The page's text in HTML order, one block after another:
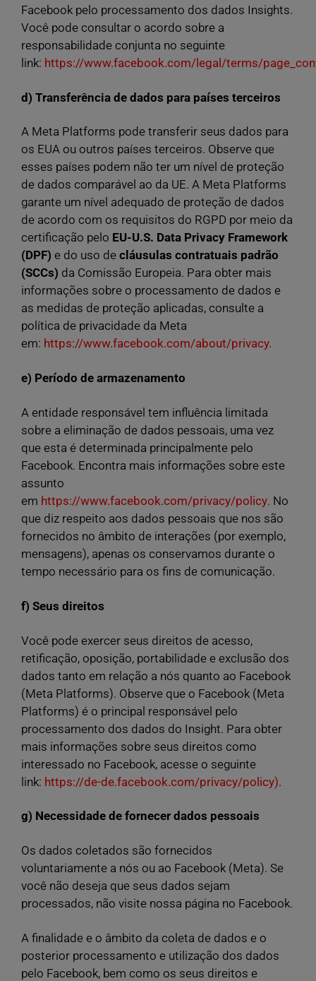
Facebook pelo processamento dos dados Insights.
Você pode consultar o acordo sobre a
responsabilidade conjunta no seguinte
link: https://www.facebook.com/legal/terms/
d) Transferência de dados para países terceiros
A Meta Platforms pode transferir seus dados para
os EUA ou outros países terceiros. Observe que
esses países podem não ter um nível de proteção
de dados comparável ao da UE. A Meta Platforms
garante um nível adequado de proteção de dados
de acordo com os requisitos do RGPD por meio da
certificação pelo EU-U.S. Data Privacy Framework
(DPF) e do uso de cláusulas contratuais padrão
(SCCs) da Comissão Europeia. Para obter mais
informações sobre o processamento de dados e
as medidas de proteção aplicadas, consulte a
política de privacidade da Meta
em: https://www.facebook.com/about/privacy.
e) Período de armazenamento
A entidade responsável tem influência limitada
sobre a eliminação de dados pessoais, uma vez
que esta é determinada principalmente pelo
Facebook. Encontra mais informações sobre este
assunto
em https://www.facebook.com/privacy/policy. No
que diz respeito aos dados pessoais que nos são
fornecidos no âmbito de interações (por exemplo,
mensagens), apenas os conservamos durante o
tempo necessário para os fins de comunicação.
f) Seus direitos
Você pode exercer seus direitos de acesso,
retificação, oposição, portabilidade e exclusão dos
dados tanto em relação a nós quanto ao Facebook
(Meta Platforms). Observe que o Facebook (Meta
Platforms) é o principal responsável pelo
processamento dos dados do Insight. Para obter
mais informações sobre seus direitos como
interessado no Facebook, acesse o seguinte
link: https://de-de.facebook.com/privacy/policy).
g) Necessidade de fornecer dados pessoais
Os dados coletados são fornecidos
voluntariamente a nós ou ao Facebook (Meta). Se
você não deseja que seus dados sejam
processados, não visite nossa página no Facebook.
A finalidade e o âmbito da coleta de dados e o
posterior processamento e utilização dos dados
pelo Facebook, bem como os seus direitos e